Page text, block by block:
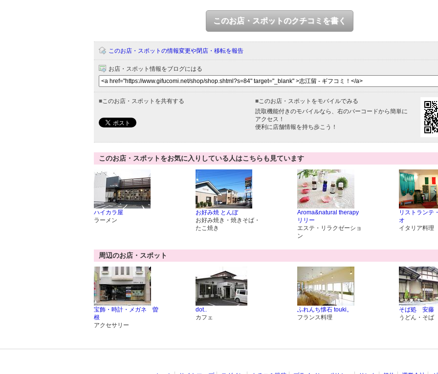
このお店・スポットのクチコミを書く
このお店・スポットの情報変更や閉店・移転を報告
お店・スポット情報をブログにはる
■このお店・スポットを共有する ■このお店・スポットをモバイルでみる
読取機能付きのモバイルなら、右のバーコードから簡単に
アクセス！
便利に店舗情報を持ち歩こう！
このお店・スポットをお気に入りしている人はこちらも見ています
ハイカラ屋
ラーメン
お好み焼 とんぼ
お好み焼き・焼きそば・
たこ焼き
Aroma&natural therapy
リリー
エステ・リラクゼーショ
ン
リストランテ
オ
イタリア料理
周辺のお店・スポット
宝飾・時計・メガネ 曽
根
アクセサリー
dot..
カフェ
ふれんち懐石 touki。
フランス料理
そば処 安藤
うどん・そば